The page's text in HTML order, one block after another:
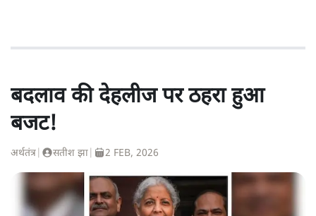
बदलाव की देहलीज पर ठहरा हुआ
बजट!
अर्थतंत्र सतीश झा 2 FEB, 2026